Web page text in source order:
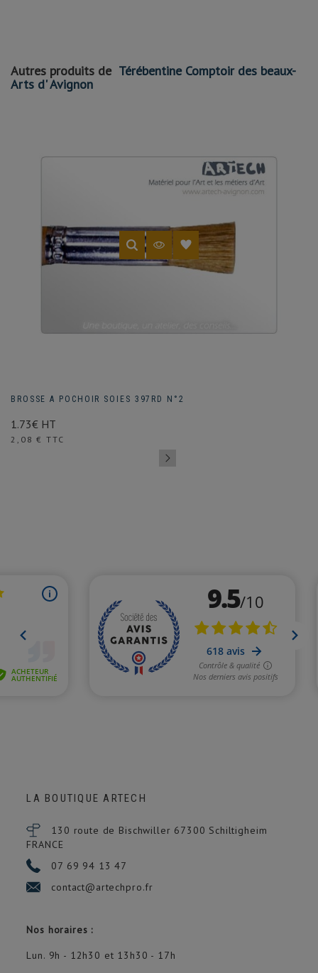
Autres produits de Térébentine Comptoir des beaux-
Arts d' Avignon
BROSSE A POCHOIR SOIES 397RD N°2
1.73€ HT
Prix
2,08 € TTC
LA BOUTIQUE ARTECH
130 route de Bischwiller 67300 Schiltigheim
FRANCE
07 69 94 13 47
contact@artechpro.fr
Nos horaires :
Lun. 9h - 12h30 et 13h30 - 17h